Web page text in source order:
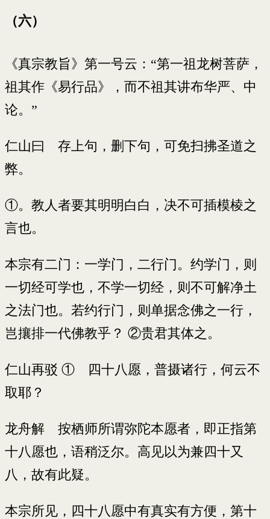
（六）
《真宗教旨》第一号云：“第一祖龙树菩萨，
祖其作《易行品》，而不祖其讲布华严、中
论。”
仁山曰 存上句，删下句，可免扫拂圣道之
弊。
①。教人者要其明明白白，决不可插模棱之
言也。
本宗有二门：一学门，二行门。约学门，则
一切经可学也，不学一切经，则不可解净土
之法门也。若约行门，则单据念佛之一行，
岂攘排一代佛教乎？ ②贵君其体之。
仁山再驳 ① 四十八愿，普摄诸行，何云不
取耶？
龙舟解 按栖师所谓弥陀本愿者，即正指第
十八愿也，语稍泛尔。高见以为兼四十又
八，故有此疑。
本宗所见，四十八愿中有真实有方便，第十